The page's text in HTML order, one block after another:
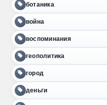
ботаника
война
воспоминания
геополитика
город
деньги